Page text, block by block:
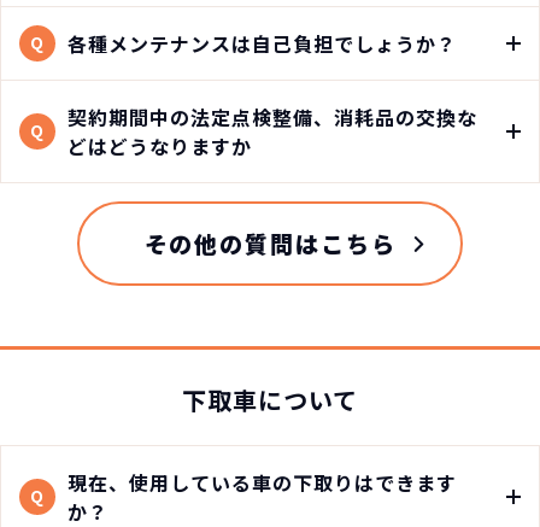
Q 各種メンテナンスは自己負担でしょうか？
Q
契約期間中の法定点検整備、消耗品の交換な
どはどうなりますか
その他の質問はこちら
下取車について
Q
現在、使用している車の下取りはできます
か？